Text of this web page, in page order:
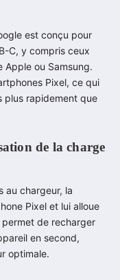
est conçu pour
C, y compris ceux
Apple ou Samsung.
Pixel, ce qui
plus rapidement que
de la charge
au chargeur, la
Pixel et lui alloue
permet de recharger
en second,
optimale.